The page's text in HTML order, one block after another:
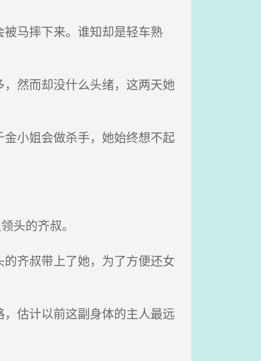
马摔下来。谁知却是轻车熟
然而却没什么头绪，这两天她
小姐会做杀手，她始终想不起
头的齐叔。
齐叔带上了她，为了方便还女
估计以前这副身体的主人最远